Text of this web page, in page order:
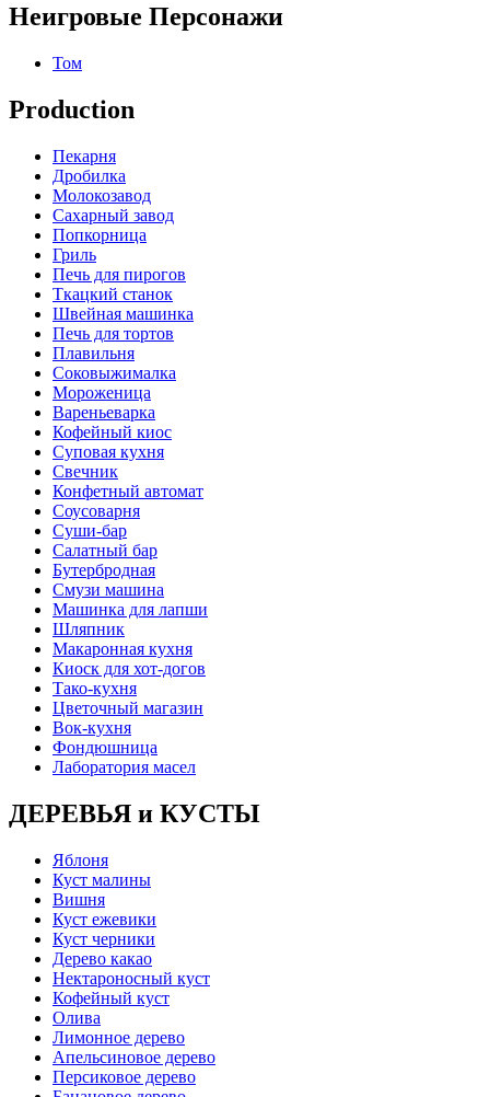
Неигровые Персонажи
Том
Production
Пекарня
Дробилка
Молокозавод
Сахарный завод
Попкорница
Гриль
Печь для пирогов
Ткацкий станок
Швейная машинка
Печь для тортов
Плавильня
Соковыжималка
Мороженица
Вареньеварка
Кофейный киос
Суповая кухня
Свечник
Конфетный автомат
Соусоварня
Суши-бар
Салатный бар
Бутербродная
Смузи машина
Машинка для лапши
Шляпник
Макаронная кухня
Киоск для хот-догов
Тако-кухня
Цветочный магазин
Вок-кухня
Фондюшница
Лаборатория масел
ДЕРЕВЬЯ и КУСТЫ
Яблоня
Куст малины
Вишня
Куст ежевики
Куст черники
Дерево какао
Нектароносный куст
Кофейный куст
Олива
Лимонное дерево
Апельсиновое дерево
Персиковое дерево